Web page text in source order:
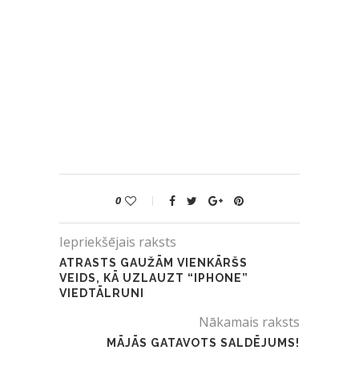
0
Iepriekšējais raksts
ATRASTS GAUŽĀM VIENKĀRŠS
VEIDS, KĀ UZLAUZT “IPHONE”
VIEDTĀLRUNI
Nākamais raksts
MĀJĀS GATAVOTS SALDĒJUMS!